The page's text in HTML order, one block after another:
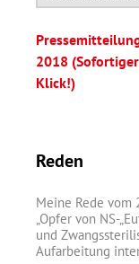
2018
Klick!)
Reden
Meine Rede vom
„Opfer von NS-
und
Aufarbeitung